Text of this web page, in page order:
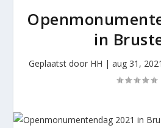
in
Geplaatst door HH | aug 31, 2021